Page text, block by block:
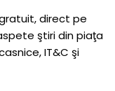
direct pe
ştiri din piaţa
IT&C şi